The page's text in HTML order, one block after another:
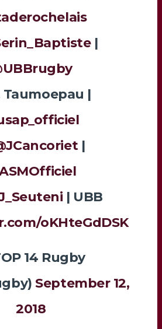
|
Taumoepau |
|
| UBB
oKHteGdDSK
14 Rugby
September 12,
2018